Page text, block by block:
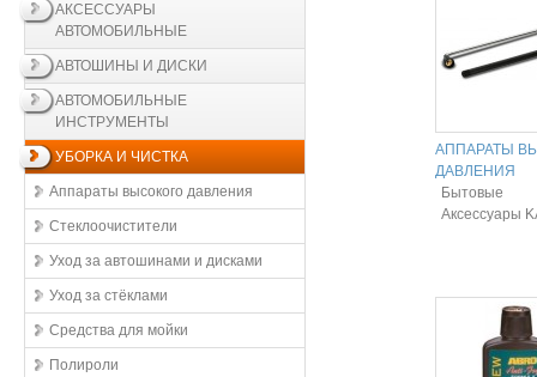
АКСЕССУАРЫ
АВТОМОБИЛЬНЫЕ
АВТОШИНЫ И ДИСКИ
АВТОМОБИЛЬНЫЕ
ИНСТРУМЕНТЫ
УБОРКА И ЧИСТКА
Аппараты высокого давления
Стеклоочистители
Уход за автошинами и дисками
Уход за стёклами
Средства для мойки
Полироли
АППАРАТЫ
ДАВЛЕНИЯ
Бытовые
Аксессуары